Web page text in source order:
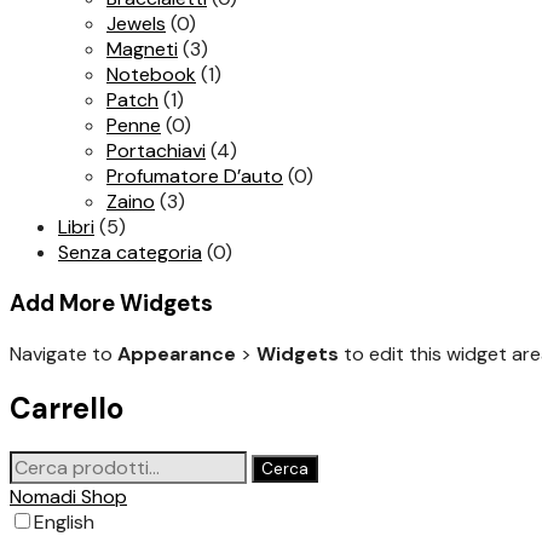
Jewels (0)
Magneti(3)
Notebook(1)
Patch(1)
Penne (0)
Portachiavi(4)
Profumatore D’auto (0)
Zaino (3)
Libri(5)
Senza categoria(0)
Add More Widgets
Navigate to Appearance > Widgets to edit this widget
Carrello
Cerca: Cerca
Nomadi Shop
English